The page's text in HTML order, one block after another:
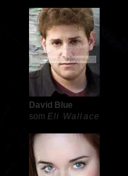
David Blue
som Eli Wallace